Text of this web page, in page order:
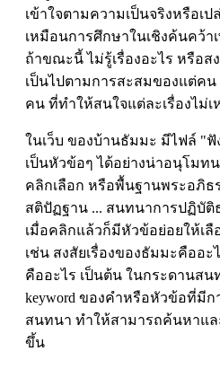
เข้าใจตามความเป็นจริงหรือเ
เหมือนการศึกษาในเชิงค้นคว้า
ถ้าขณะนี้ ไม่รู้เรื่องอะไร หรือส
เป็นไปตามการสะสมของแต่คน
คน ที่ทำให้สนใจแต่ละเรื่องไม่
ในเว็บ ของบ้านธัมมะ มีไฟล์ "
เป็นหัวข้อๆ ได้อย่างน่าอนุโม
คลิกเลือก หรือพื้นฐานพระอภิธ
สติปัฏฐาน ... สนทนาการปฏิบัติ
เมื่อคลิกแล้วก็มีหัวข้อย่อยให้เ
เช่น สงสัยเรื่องของธัมมะคืออะ
คืออะไร เป็นต้น ในกระดานส
keyword ของคำหรือหัวข้อที่มี
สนทนา ทำให้สามารถค้นหาแล
ขึ้น